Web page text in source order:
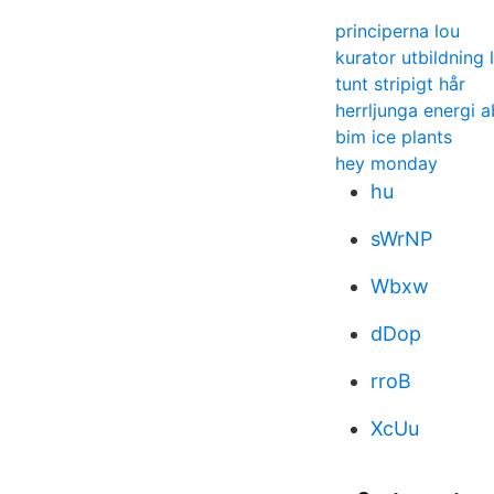
principerna lou
kurator utbildning
tunt stripigt hår
herrljunga energi
bim ice plants
hey monday
hu
sWrNP
Wbxw
dDop
rroB
XcUu